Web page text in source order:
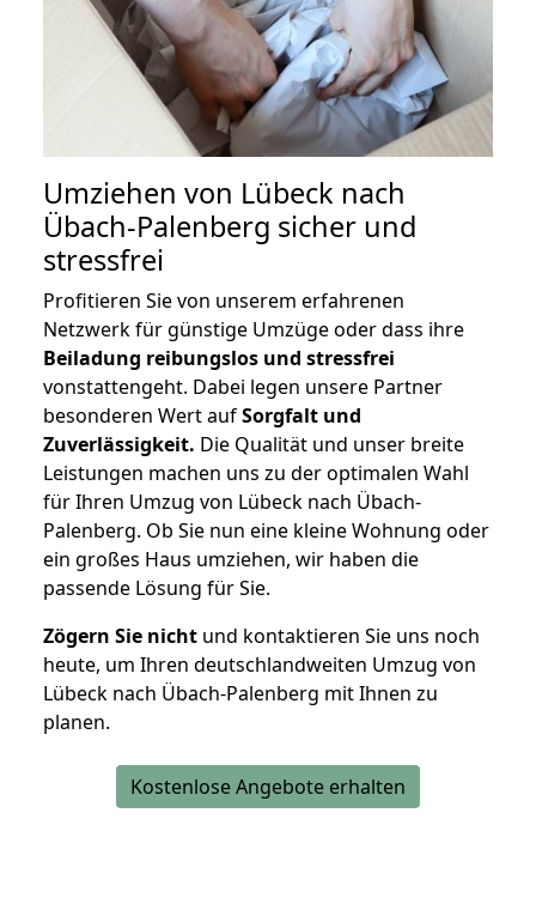
Umziehen von Lübeck nach
Übach-Palenberg sicher und
stressfrei
Profitieren Sie von unserem erfahrenen
Netzwerk für günstige Umzüge oder dass ihre
Beiladung reibungslos und stressfrei
vonstattengeht. Dabei legen unsere Partner
besonderen Wert aufSorgfalt und
Zuverlässigkeit. Die Qualität und unser breite
Leistungen machen uns zu der optimalen Wahl
für Ihren Umzug von Lübeck nach Übach-
Palenberg. Ob Sie nun eine kleine Wohnung oder
ein großes Haus umziehen, wir haben die
passende Lösung für Sie.
Zögern Sie nicht und kontaktieren Sie uns noch
heute, um Ihren deutschlandweiten Umzug von
Lübeck nach Übach-Palenberg mit Ihnen zu
planen.
Kostenlose Angebote erhalten